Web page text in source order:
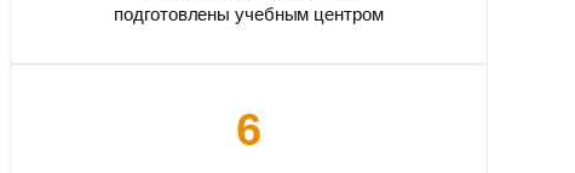
подготовлены учебным центром
6